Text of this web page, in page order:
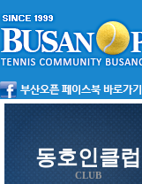
동호인클럽
CLUB